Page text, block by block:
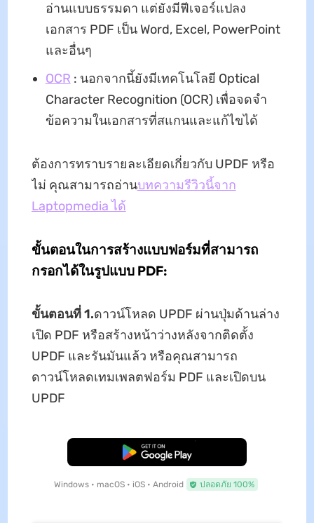
อ่านแบบธรรมดา แต่ยังมีฟีเจอร์แปลง
เอกสาร PDF เป็น Word, Excel, PowerPoint
และอื่นๆ
OCR : นอกจากนี้ยังมีเทคโนโลยี Optical
Character Recognition (OCR) เพื่อจดจำ
ข้อความในเอกสารที่สแกนและแก้ไขได้
ต้องการทราบรายละเอียดเกี่ยวกับ UPDF หรือ
ไม่ คุณสามารถอ่านบทความรีวิวนี้จาก
Laptopmedia ได้
ขั้นตอนในการสร้างแบบฟอร์มที่สามารถ
กรอกได้ในรูปแบบ PDF:
ขั้นตอนที่ 1.ดาวน์โหลด UPDF ผ่านปุ่มด้านล่าง
เปิด PDF หรือสร้างหน้าว่างหลังจากติดตั้ง
UPDF และรันมันแล้ว หรือคุณสามารถ
ดาวน์โหลดเทมเพลตฟอร์ม PDF และเปิดบน
UPDF
ดาวน์โหลดฟรี
Windows • macOS • iOS • Android ปลอดภัย 100%